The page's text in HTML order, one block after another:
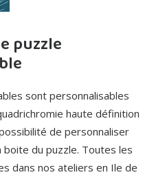
puzzle
sont personnalisables
haute définition
de personnaliser
du puzzle. Toutes les
dans nos ateliers en Ile de